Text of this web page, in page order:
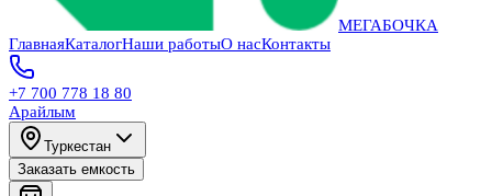
МЕГАБОЧКА
ГлавнаяКаталогНаши работыО насКонтакты
+7 700 778 18 80
Арайлым
Туркестан
Заказать емкость